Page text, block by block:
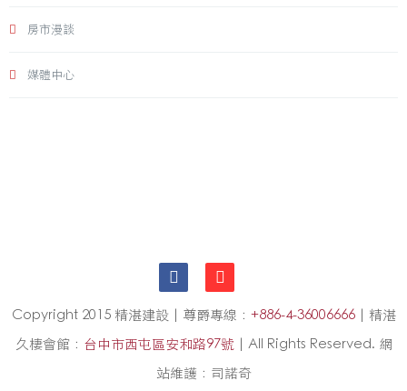
房市漫談
媒體中心
Copyright 2015 精湛建設 | 尊爵專線： +886-4-36006666| 精湛
久棲會館： 台中市西屯區安和路97號 | All Rights Reserved. 網
站維護：司諾奇